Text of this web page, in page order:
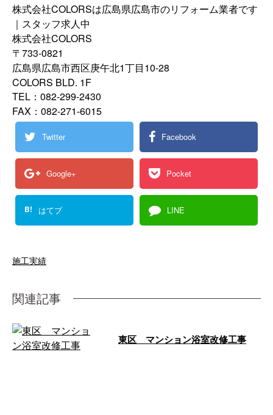
株式会社COLORSは広島県広島市のリフォーム業者です
｜スタッフ求人中
株式会社COLORS
〒733-0821
広島県広島市西区庚午北1丁目10-28
COLORS BLD. 1F
TEL：082-299-2430
FAX：082-271-6015
Twitter Facebook
Google+ Pocket
B! はてブ LINE
施工実績
関連記事
東区 マンション浴室改修工事